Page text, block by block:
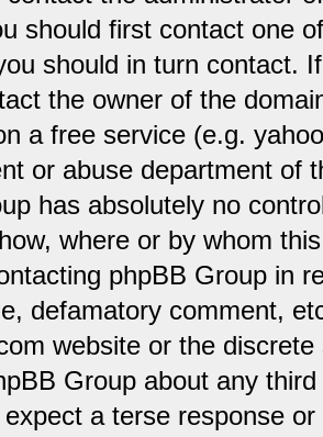
should first contact one
should in turn contact.
the owner of the
a free service (e.g.
or abuse department of
has absolutely no
where or by whom
phpBB Group in
defamatory comment,
website or the
Group about any
a terse response